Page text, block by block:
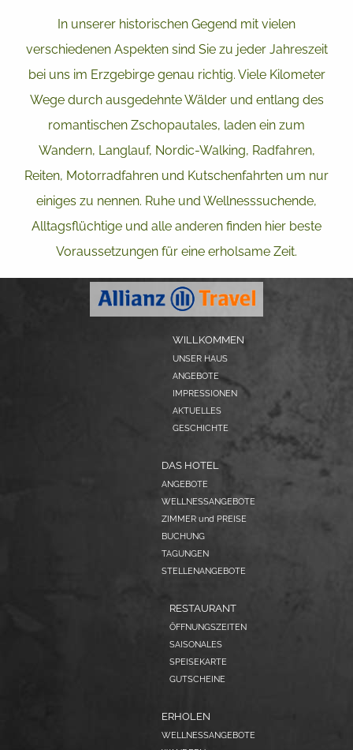
In unserer historischen Gegend mit vielen
verschiedenen Aspekten sind Sie zu jeder Jahreszeit
bei uns im Erzgebirge genau richtig. Viele Kilometer
Wege durch ausgedehnte Wälder und entlang des
romantischen Zschopautales, laden ein zum
Wandern, Langlauf, Nordic-Walking, Radfahren,
Reiten, Motorradfahren und Kutschenfahrten um nur
einiges zu nennen. Ruhe und Wellnesssuchende,
Alltagsflüchtige und alle anderen finden hier beste
Voraussetzungen für eine erholsame Zeit.
WILLKOMMEN
UNSER HAUS
ANGEBOTE
IMPRESSIONEN
AKTUELLES
GESCHICHTE
DAS HOTEL
ANGEBOTE
WELLNESSANGEBOTE
ZIMMER und PREISE
BUCHUNG
TAGUNGEN
STELLENANGEBOTE
RESTAURANT
ÖFFNUNGSZEITEN
SAISONALES
SPEISEKARTE
GUTSCHEINE
ERHOLEN
WELLNESSANGEBOTE